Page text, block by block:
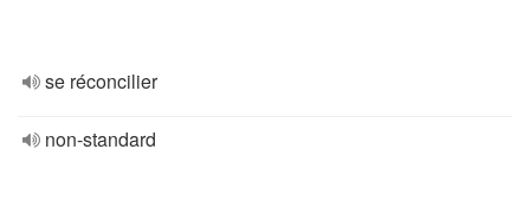
se réconcilier
non-standard